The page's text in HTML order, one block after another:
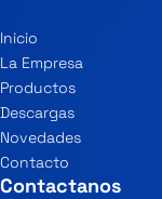
Inicio
La Empresa
Productos
Descargas
Novedades
Contacto
Contactanos